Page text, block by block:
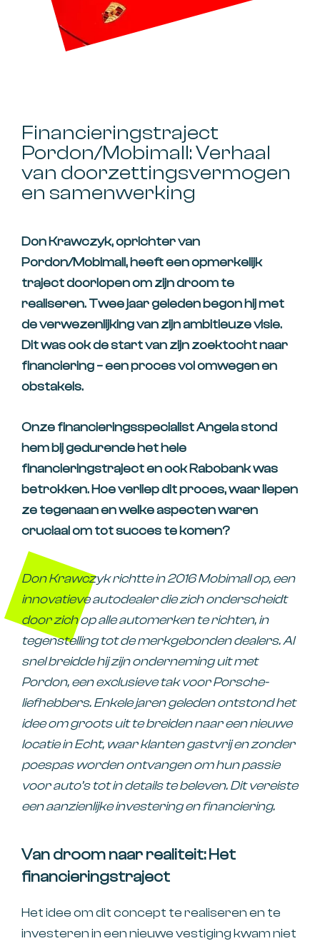
Financieringstraject
Pordon/Mobimall: Verhaal
van doorzettingsvermogen
en samenwerking
Don Krawczyk, oprichter van
Pordon/Mobimall, heeft een opmerkelijk
traject doorlopen om zijn droom te
realiseren. Twee jaar geleden begon hij met
de verwezenlijking van zijn ambitieuze visie.
Dit was ook de start van zijn zoektocht naar
financiering – een proces vol omwegen en
obstakels.
Onze financieringsspecialistAngelastond
hem bij gedurende het hele
financieringstraject en ookRabobankwas
betrokken. Hoe verliep dit proces, waar liepen
ze tegenaan en welke aspecten waren
cruciaal om tot succes te komen?
Don Krawczyk richtte in 2016 Mobimall op, een
innovatieve autodealer die zich onderscheidt
door zich op alle automerken te richten, in
tegenstelling tot de merkgebonden dealers. Al
snel breidde hij zijn onderneming uit met
Pordon, een exclusieve tak voor Porsche-
liefhebbers. Enkele jaren geleden ontstond het
idee om groots uit te breiden naar een nieuwe
locatie in Echt, waar klanten gastvrij en zonder
poespas worden ontvangen om hun passie
voor auto’s tot in details te beleven. Dit vereiste
een aanzienlijke investering en financiering.
Van droom naar realiteit: Het
financieringstraject
Het idee om dit concept te realiseren en te
investeren in een nieuwe vestiging kwam niet